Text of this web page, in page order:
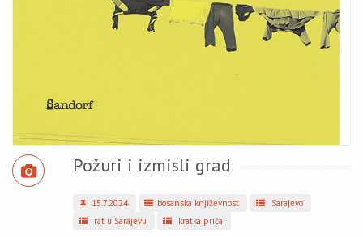
Požuri i izmisli grad
15.7.2024 bosanska književnost
Sarajevo
rat u Sarajevu
kratka priča